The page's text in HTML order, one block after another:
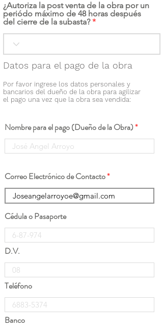
¿Autoriza la post venta de la obra por un
periódo máximo de 48 horas después
del cierre de la subasta?
Datos para el pago de la obra
Por favor ingrese los datos personales y
bancarios del dueño de la obra para agilizar
el pago una vez que la obra sea vendida:
Nombre para el pago (Dueño de la Obra)
Correo Electrónico de Contacto
Cédula o Pasaporte
D.V.
Teléfono
Banco